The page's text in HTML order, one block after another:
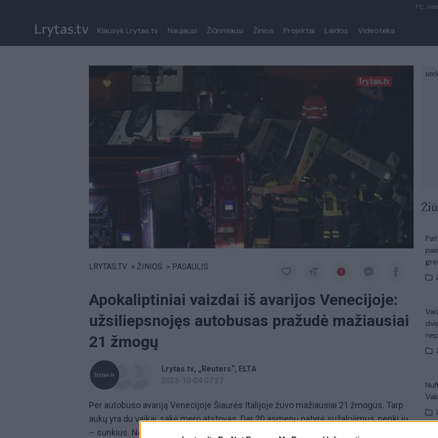
1°C,
Klausyk Lrytas.tv Naujausi Žiūrimiausi Žinios Projektai Laidos Videoteka
Paremkite Ukrainą
LRYTAS.TV > ŽINIOS > PASAULIS
Apokaliptiniai vaizdai iš avarijos Venecijoje:
užsiliepsnojęs autobusas pražudė mažiausiai
21 žmogų
Lrytas.tv „Reuters“ ELTA
2023-10-04 07:27
Per autobuso avariją Venecijoje Šiaurės Italijoje žuvo mažiausiai 21 žmogus. Tarp
aukų yra du vaikai, sakė mero atstovas. Dar 20 asmenų patyrė sužalojimus, penki jų
– sunkius. Nelaimė įvyko, kai autobusas nuo estakados nukrito ant geležinkelio